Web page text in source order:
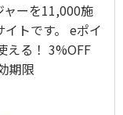
ーを11,000施
トです。 eポイ
える！ 3%OFF
期限